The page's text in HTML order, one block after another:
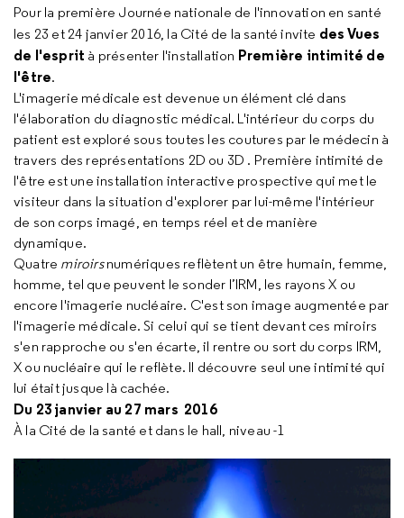
Pour la première Journée nationale de l'innovation en santé
les 23 et 24 janvier 2016, la Cité de la santé invite des Vues
de l'esprit à présenter l'installation Première intimité de
l'être.
L'imagerie médicale est devenue un élément clé dans
l'élaboration du diagnostic médical. L'intérieur du corps du
patient est exploré sous toutes les coutures par le médecin à
travers des représentations 2D ou 3D . Première intimité de
l'être est une installation interactive prospective qui met le
visiteur dans la situation d'explorer par lui-même l'intérieur
de son corps imagé, en temps réel et de manière
dynamique.
Quatre miroirsnumériques reflètent un être humain, femme,
homme, tel que peuvent le sonder l’IRM, les rayons X ou
encore l'imagerie nucléaire. C'est son image augmentée par
l'imagerie médicale. Si celui qui se tient devant ces miroirs
s'en rapproche ou s'en écarte, il rentre ou sort du corps IRM,
X ou nucléaire qui le reflète. Il découvre seul une intimité qui
lui était jusque là cachée.
Du 23 janvier au 27 mars 2016
À la Cité de la santé et dans le hall, niveau -1